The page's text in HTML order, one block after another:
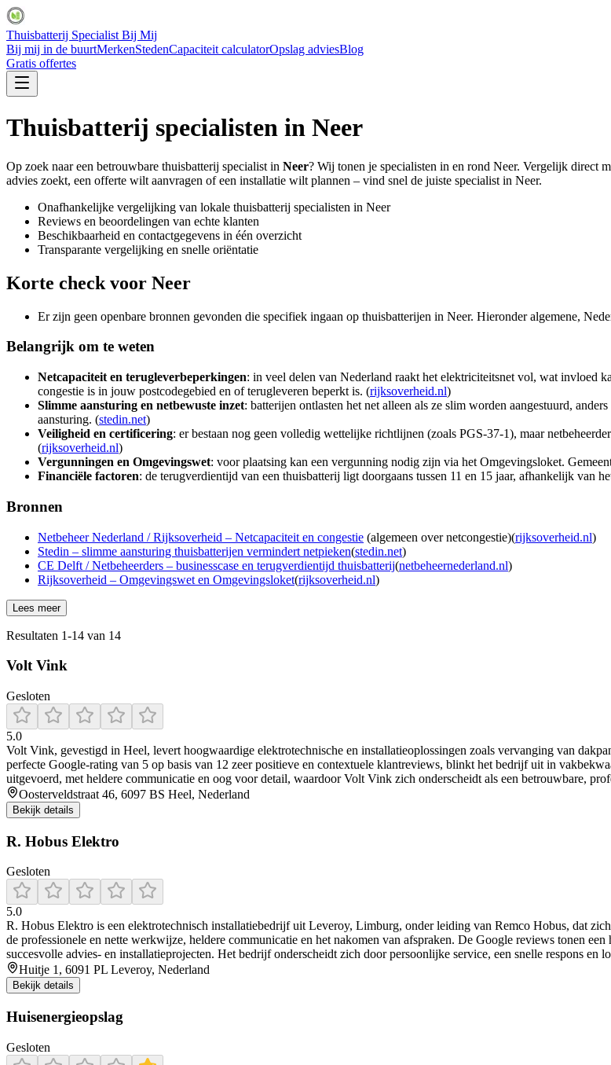
Thuisbatterij Specialist Bij Mij
Bij mij in de buurtMerkenStedenCapaciteit calculatorOpslag adviesBlog
Gratis offertes
Thuisbatterij specialisten in Neer
Op zoek naar een betrouwbare thuisbatterij specialist in Neer? Wij tonen je specialisten in en rond Neer. Vergelijk direct
advies zoekt, een offerte wilt aanvragen of een installatie wilt plannen – vind snel de juiste specialist in Neer.
Onafhankelijke vergelijking van lokale thuisbatterij specialisten in Neer
Reviews en beoordelingen van echte klanten
Beschikbaarheid en contactgegevens in één overzicht
Transparante vergelijking en snelle oriëntatie
Korte check voor Neer
Er zijn geen openbare bronnen gevonden die specifiek ingaan op thuisbatterijen in Neer. Hieronder algemene,
Belangrijk om te weten
Netcapaciteit en terugleverbeperkingen: in veel delen van Nederland raakt het elektriciteitsnet vol, wat invloed
congestie is in jouw postcodegebied en of terugleveren beperkt is. (rijksoverheid.nl)
Slimme aansturing en netbewuste inzet: batterijen ontlasten het net alleen als ze slim worden aangestuurd,
aansturing. (stedin.net)
Veiligheid en certificering: er bestaan nog geen volledig wettelijke richtlijnen (zoals PGS‑37‑1), maar
(rijksoverheid.nl)
Vergunningen en Omgevingswet: voor plaatsing kan een vergunning nodig zijn via het Omgevingsloket.
Financiële factoren: de terugverdientijd van een thuisbatterij ligt doorgaans tussen 11 en 15 jaar, afhankelijk van
Bronnen
Netbeheer Nederland / Rijksoverheid – Netcapaciteit en congestie (algemeen over netcongestie)(rijksoverheid.nl)
Stedin – slimme aansturing thuisbatterijen vermindert netpieken(stedin.net)
CE Delft / Netbeheerders – businesscase en terugverdientijd thuisbatterij(netbeheernederland.nl)
Rijksoverheid – Omgevingswet en Omgevingsloket(rijksoverheid.nl)
Lees meer
Resultaten 1-14 van 14
Volt Vink
Gesloten
5.0
Volt Vink, gevestigd in Heel, levert hoogwaardige elektrotechnische en installatieoplossingen zoals vervanging van
perfecte Google-rating van 5 op basis van 12 zeer positieve en contextuele klantreviews, blinkt het bedrijf uit in
uitgevoerd, met heldere communicatie en oog voor detail, waardoor Volt Vink zich onderscheidt als een betrouwbare,
Oosterveldstraat 46, 6097 BS Heel, Nederland
Bekijk details
R. Hobus Elektro
Gesloten
5.0
R. Hobus Elektro is een elektrotechnisch installatiebedrijf uit Leveroy, Limburg, onder leiding van Remco Hobus, dat
de professionele en nette werkwijze, heldere communicatie en het nakomen van afspraken. De Google reviews tonen
succesvolle advies- en installatieprojecten. Het bedrijf onderscheidt zich door persoonlijke service, een snelle respons
Huitje 1, 6091 PL Leveroy, Nederland
Bekijk details
Huisenergieopslag
Gesloten